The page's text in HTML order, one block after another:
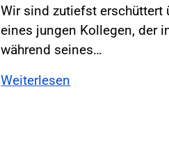
Wir sind zutiefst erschüttert
eines jungen Kollegen, der
während seines…
Weiterlesen